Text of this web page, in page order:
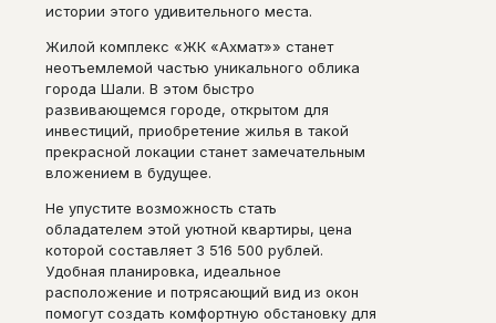
истории этого удивительного места.
Жилой комплекс «ЖК «Ахмат»» станет
неотъемлемой частью уникального облика
города Шали. В этом быстро
развивающемся городе, открытом для
инвестиций, приобретение жилья в такой
прекрасной локации станет замечательным
вложением в будущее.
Не упустите возможность стать
обладателем этой уютной квартиры, цена
которой составляет 3 516 500 рублей.
Удобная планировка, идеальное
расположение и потрясающий вид из окон
помогут создать комфортную обстановку для